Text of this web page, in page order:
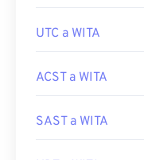
UTC a WITA
ACST a WITA
SAST a WITA